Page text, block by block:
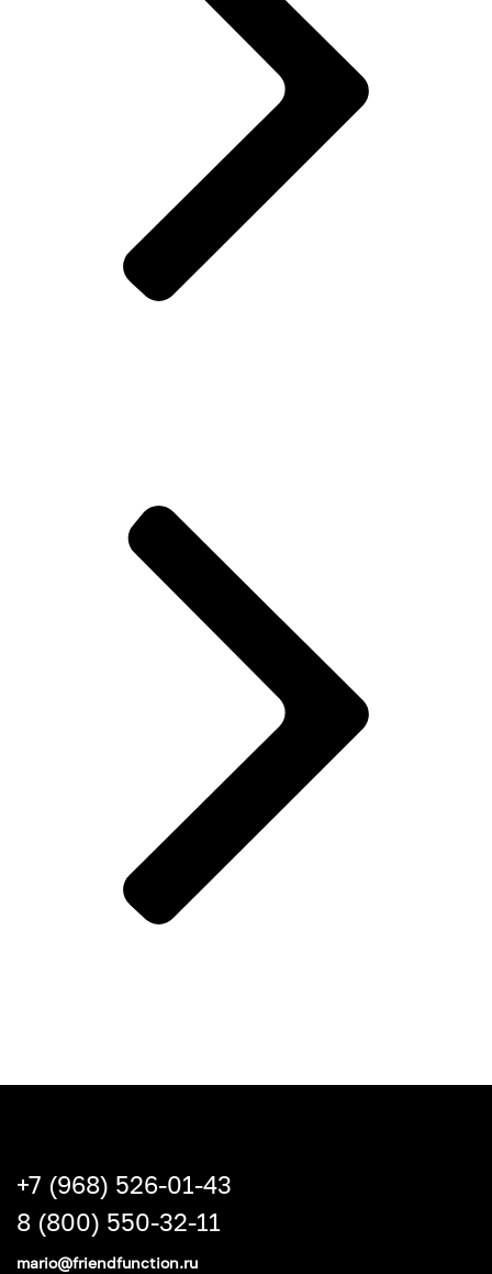
+7 (968) 526-01-43
8 (800) 550-32-11
mario@friendfunction.ru